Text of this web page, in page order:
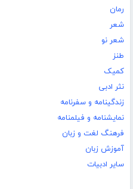
رمان
شعر
شعر نو
طنز
کمیک
نثر ادبی
زندگینامه و سفرنامه
نمایشنامه و فیلمنامه
فرهنگ لغت و زبان
آموزش زبان
سایر ادبیات